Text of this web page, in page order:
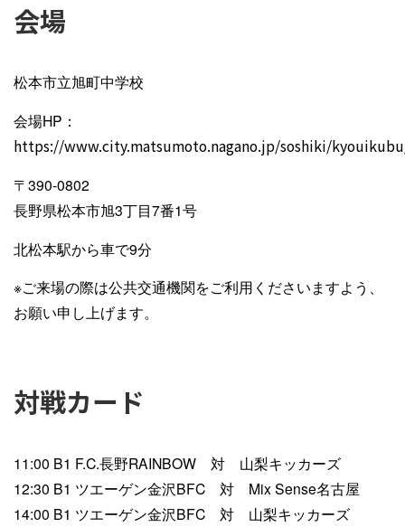
会場
松本市立旭町中学校
会場HP：
https://www.city.matsumoto.nagano.jp/soshiki/
〒390-0802
長野県松本市旭3丁目7番1号
北松本駅から車で9分
※ご来場の際は公共交通機関をご利用くださいますよう、
お願い申し上げます。
対戦カード
11:00 B1 F.C.長野RAINBOW 対 山梨キッカーズ
12:30 B1 ツエーゲン金沢BFC 対 Mix Sense名古屋
14:00 B1 ツエーゲン金沢BFC 対 山梨キッカーズ